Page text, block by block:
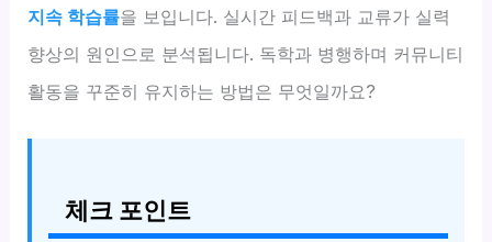
지속 학습률을 보입니다. 실시간 피드백과 교류가 실력
향상의 원인으로 분석됩니다. 독학과 병행하며 커뮤니티
활동을 꾸준히 유지하는 방법은 무엇일까요?
체크 포인트